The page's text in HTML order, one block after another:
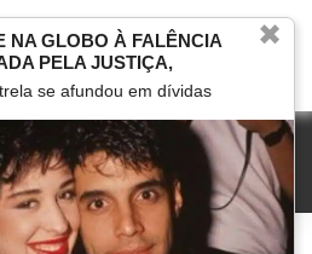
MARCOU NA TV HERANÇAS
✖
NA GLOBO À FALÊNCIA
PELA JUSTIÇA,
se afundou em dívidas